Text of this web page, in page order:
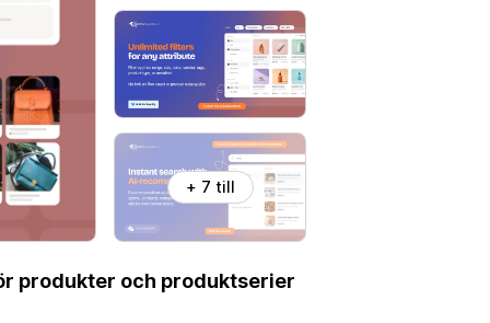
+ 7 till
produkter och produktserier